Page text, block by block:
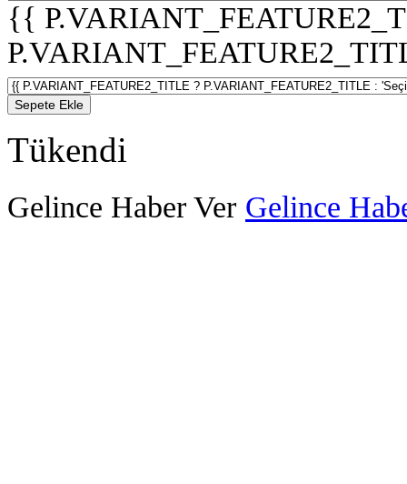
{{
Sepete Ekle
Tükendi
Gelince Haber Ver Gelince